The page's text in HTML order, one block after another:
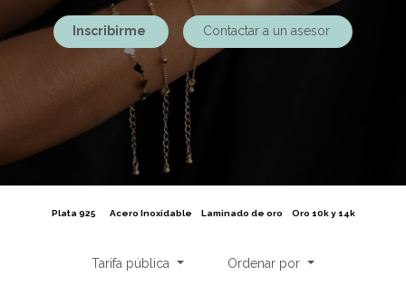
Inscribirme Contactar a un asesor
Plata 925 Acero Inoxidable Laminado de oro Oro 10k y 14k
Tarifa pública Ordenar por